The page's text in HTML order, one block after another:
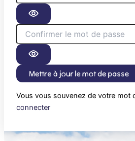
Mettre à jour le mot de passe
Vous vous souvenez de votre mot
connecter